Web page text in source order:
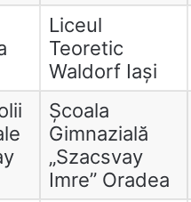
Liceul
Teoretic
Waldorf Iași
Școala
Gimnazială
„Szacsvay
Imre” Oradea